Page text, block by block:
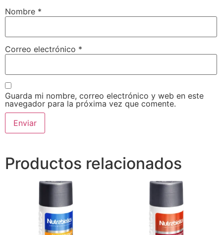
Nombre *
Correo electrónico *
Guarda mi nombre, correo electrónico y web en este
navegador para la próxima vez que comente.
Productos relacionados